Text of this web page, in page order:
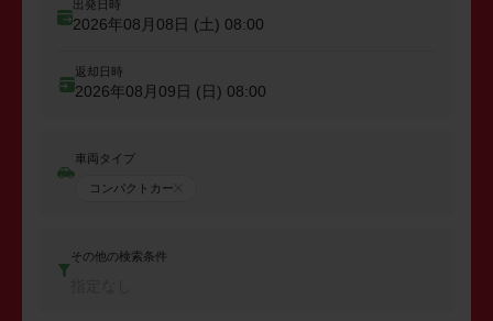
出発日時
2026年08月08日 (土) 08:00
返却日時
2026年08月09日 (日) 08:00
車両タイプ
コンパクトカー
その他の検索条件